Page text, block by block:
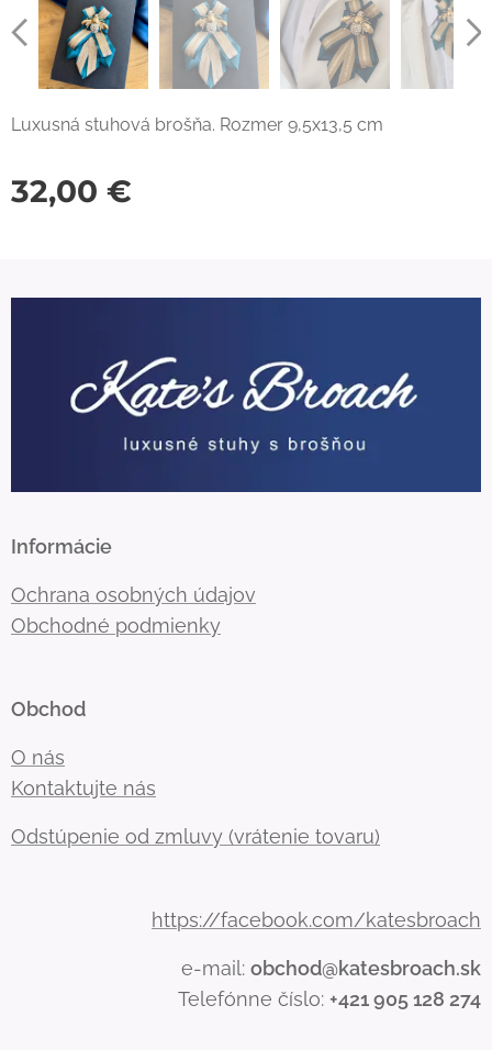
Luxusná stuhová brošňa. Rozmer 9,5x13,5 cm
32,00 €
Informácie
Ochrana osobných údajov
Obchodné podmienky
Obchod
O nás
Kontaktujte nás
Odstúpenie od zmluvy (vrátenie tovaru)
https://facebook.com/katesbroach
e-mail: obchod@katesbroach.sk
Telefónne číslo: +421 905 128 274